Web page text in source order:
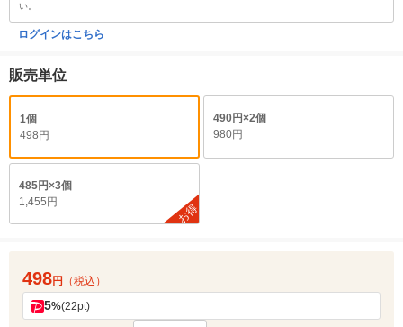
い。
ログインはこちら
販売単位
1個
498円
490円×2個
980円
485円×3個
1,455円
お得
498円 （税込）
5%(22pt)